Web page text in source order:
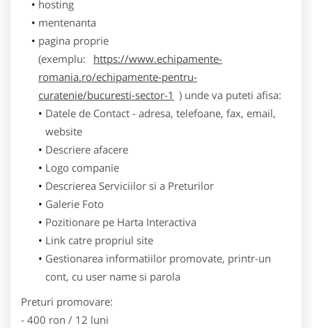
hosting
mentenanta
pagina proprie
(exemplu:
https://www.echipamente-
romania.ro/echipamente-pentru-
curatenie/bucuresti-sector-1 ) unde va puteti afisa:
Datele de Contact - adresa, telefoane, fax, email,
website
Descriere afacere
Logo companie
Descrierea Serviciilor si a Preturilor
Galerie Foto
Pozitionare pe Harta Interactiva
Link catre propriul site
Gestionarea informatiilor promovate, printr-un
cont, cu user name si parola
Preturi promovare:
- 400 ron / 12 luni